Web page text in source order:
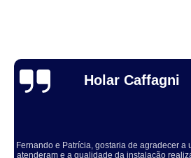
Thuane Maiara
Solucionaram o problema muito rápido,